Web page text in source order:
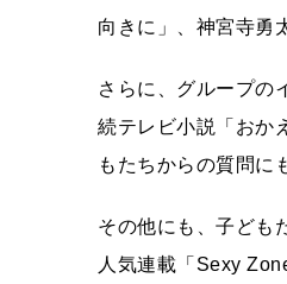
向きに」、神宮寺勇
さらに、グループの
続テレビ小説「おか
もたちからの質問に
その他にも、子ども
人気連載「Sexy